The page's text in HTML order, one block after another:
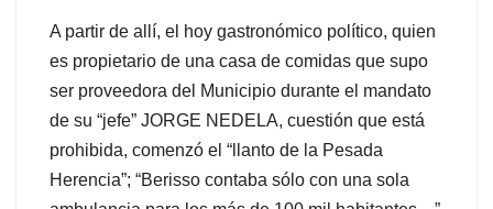
A partir de allí, el hoy gastronómico político, quien
es propietario de una casa de comidas que supo
ser proveedora del Municipio durante el mandato
de su “jefe” JORGE NEDELA, cuestión que está
prohibida, comenzó el “llanto de la Pesada
Herencia”; “Berisso contaba sólo con una sola